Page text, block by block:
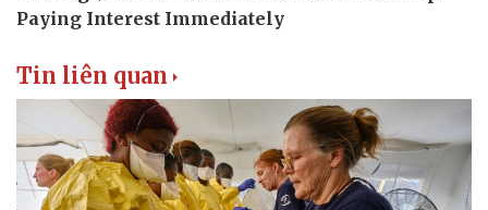
Tin liên quan